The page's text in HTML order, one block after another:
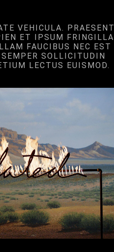
VEHICULA. PRAESENT
ET IPSUM FRINGILLA
FAUCIBUS NEC EST
SOLLICITUDIN
LECTUS EUISMOD.